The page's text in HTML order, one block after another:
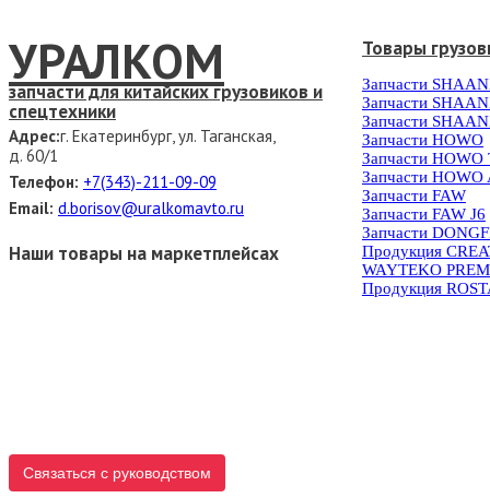
УРАЛКОМ
запчасти для китайских грузовиков и
спецтехники
Адрес:г. Екатеринбург, ул. Таганская,
д. 60/1
Телефон: +7(343)-211-09-09
Email: d.borisov@uralkomavto.ru
Наши товары на маркетплейсах
Связаться с руководством
Товары
Запчасти
Запчасти
Запчасти
Запчасти HOWO
Запчасти HOWO
Запчасти HOWO
Запчасти FAW
Запчасти FAW J6
Запчасти
Продукция
WAYTEKO
Продукция